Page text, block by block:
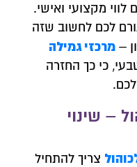
מקצועי ואישי.
לכם לחשוב שזה
– מרכזי גמילה
כי כך החזרה
– שינוי
צריך להתחיל